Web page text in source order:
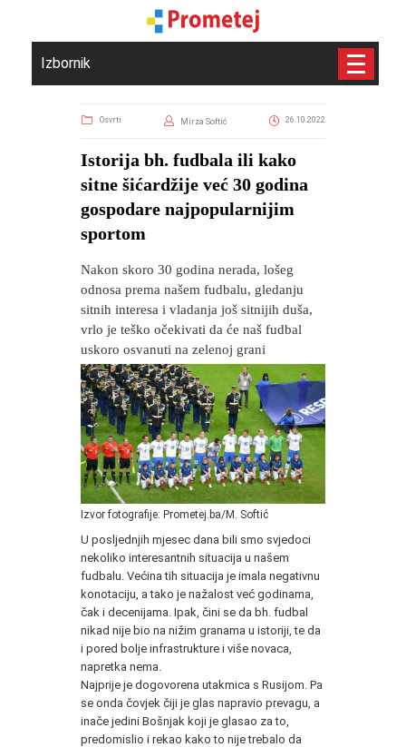
Izbornik
Osvrti Mirza Softić 26.10.2022
Istorija bh. fudbala ili kako
sitne šićardžije već 30 godina
gospodare najpopularnijim
sportom
Nakon skoro 30 godina nerada, lošeg
odnosa prema našem fudbalu, gledanju
sitnih interesa i vladanja još sitnijih duša,
vrlo je teško očekivati da će naš fudbal
uskoro osvanuti na zelenoj grani
Izvor fotografije: Prometej.ba/M. Softić
U posljednjih mjesec dana bili smo svjedoci
nekoliko interesantnih situacija u našem
fudbalu. Većina tih situacija je imala negativnu
konotaciju, a tako je nažalost već godinama,
čak i decenijama. Ipak, čini se da bh. fudbal
nikad nije bio na nižim granama u istoriji, te da
i pored bolje infrastrukture i više novaca,
napretka nema.
Najprije je dogovorena utakmica s Rusijom. Pa
se onda čovjek čiji je glas napravio prevagu, a
inače jedini Bošnjak koji je glasao za to,
predomislio i rekao kako to nije trebalo da